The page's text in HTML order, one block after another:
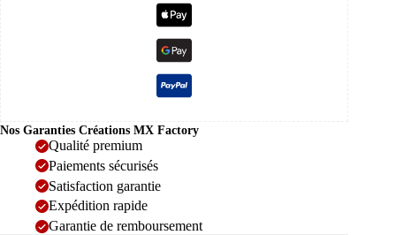
Nos Garanties Créations MX Factory
Qualité premium
Paiements sécurisés
Satisfaction garantie
Expédition rapide
Garantie de remboursement